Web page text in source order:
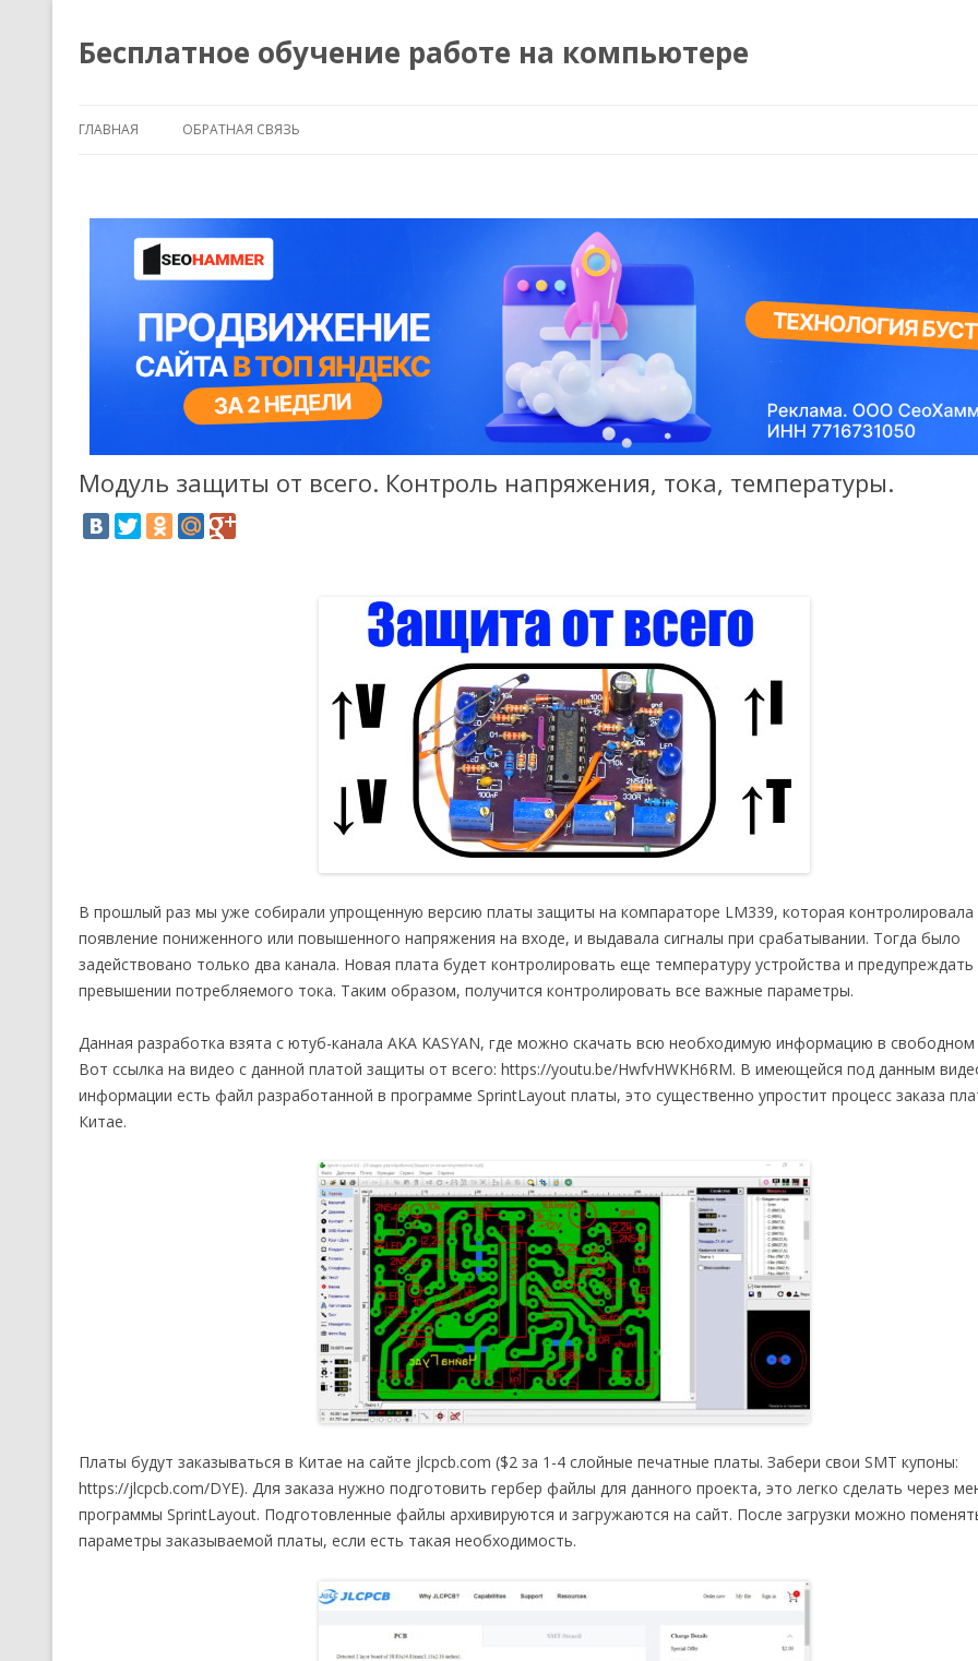
Бесплатное обучение работе на компьютере
ГЛАВНАЯ ОБРАТНАЯ СВЯЗЬ
Модуль защиты от всего. Контроль напряжения, тока, температуры.
В прошлый раз мы уже собирали упрощенную версию платы защиты на компараторе LM339, которая контролировала
появление пониженного или повышенного напряжения на входе, и выдавала сигналы при срабатывании. Тогда было
задействовано только два канала. Новая плата будет контролировать еще температуру устройства и предупреждать
превышении потребляемого тока. Таким образом, получится контролировать все важные параметры.
Данная разработка взята с ютуб-канала AKA KASYAN, где можно скачать всю необходимую информацию в свободном
Вот ссылка на видео с данной платой защиты от всего: https://youtu.be/HwfvHWKH6RM. В имеющейся под данным
информации есть файл разработанной в программе SprintLayout платы, это существенно упростит процесс заказа
Китае.
Платы будут заказываться в Китае на сайте jlcpcb.com ($2 за 1-4 слойные печатные платы. Забери свои SMT купоны:
https://jlcpcb.com/DYE). Для заказа нужно подготовить гербер файлы для данного проекта, это легко сделать через
программы SprintLayout. Подготовленные файлы архивируются и загружаются на сайт. После загрузки можно
параметры заказываемой платы, если есть такая необходимость.